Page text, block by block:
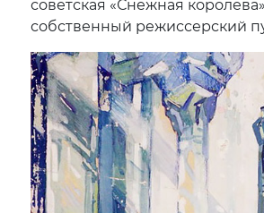
советская «Снежная
собственный режиссерский